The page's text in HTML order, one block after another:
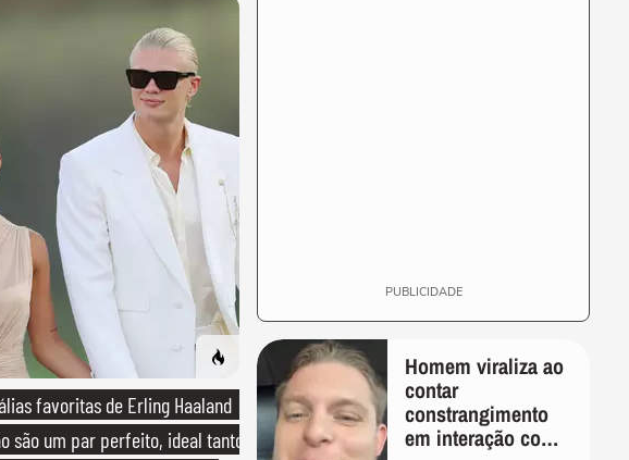
favoritas de Erling Haaland
são um par perfeito, ideal tanto
PUBLICIDADE
Homem viraliza ao
contar
constrangimento
em interação com